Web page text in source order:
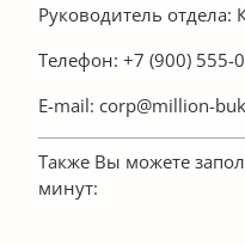
Руководитель отдела:
Телефон: +7 (900) 555-
E-mail: corp@million-
Также Вы можете
минут: